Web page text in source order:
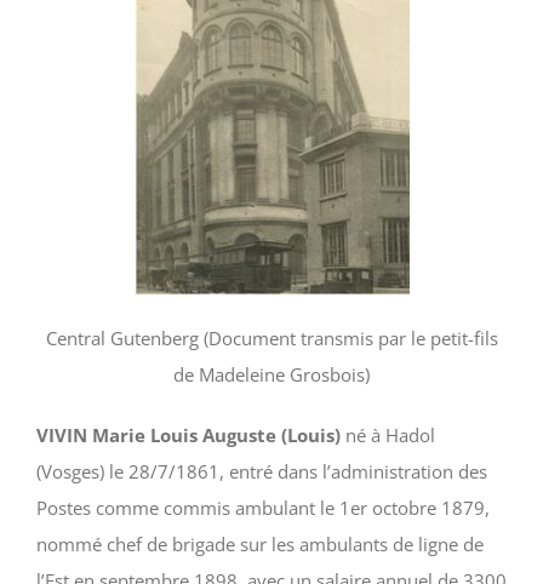
Central Gutenberg (Document transmis par le petit-fils
de Madeleine Grosbois)
VIVIN Marie Louis Auguste (Louis) né à Hadol
(Vosges) le 28/7/1861, entré dans l’administration des
Postes comme commis ambulant le 1er octobre 1879,
nommé chef de brigade sur les ambulants de ligne de